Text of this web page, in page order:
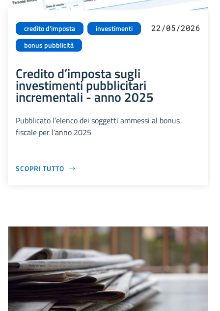
credito d'imposta
investimenti
bonus pubblicità
22/05/2026
Credito d’imposta sugli
investimenti pubblicitari
incrementali - anno 2025
Pubblicato l’elenco dei soggetti ammessi al bonus
fiscale per l’anno 2025
SCOPRI TUTTO